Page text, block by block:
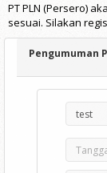
PT PLN (Persero)
sesuai. Silakan
Pengumuman